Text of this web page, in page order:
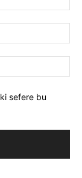
sefere bu